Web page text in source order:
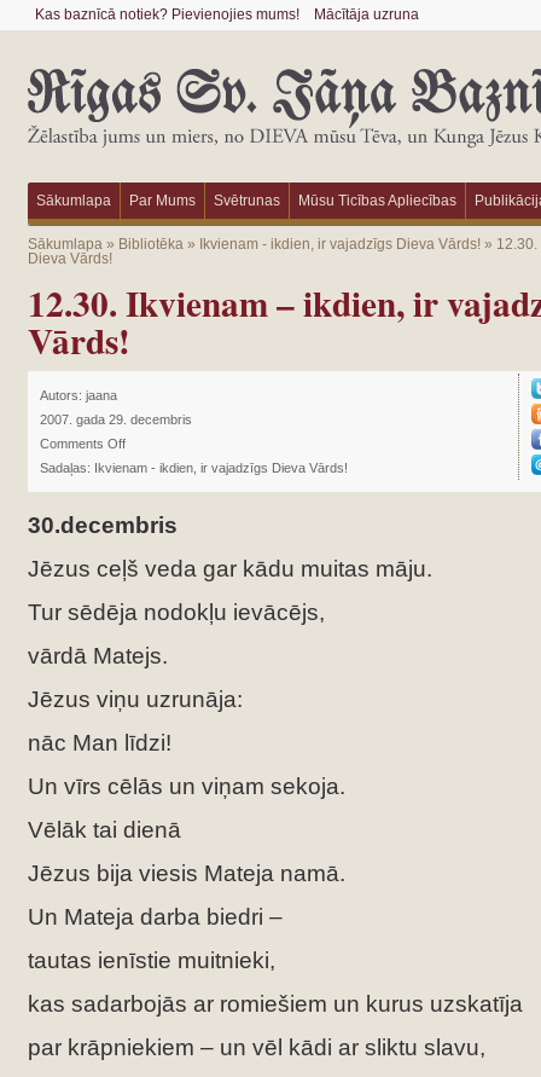
Kas baznīcā notiek? Pievienojies mums! Mācītāja uzruna
Sākumlapa Par Mums Svētrunas Mūsu Ticības Apliecības
Sākumlapa» Bibliotēka» Ikvienam - ikdien, ir vajadzīgs Dieva Vārds!»
Dieva Vārds!
12.30. Ikvienam – ikdien, ir
Vārds!
Autors: jaana
2007. gada 29. decembris
Comments Off
Sadaļas: Ikvienam - ikdien, ir vajadzīgs Dieva Vārds!
30.decembris
Jēzus ceļš veda gar kādu muitas māju.
Tur sēdēja nodokļu ievācējs,
vārdā Matejs.
Jēzus viņu uzrunāja:
nāc Man līdzi!
Un vīrs cēlās un viņam sekoja.
Vēlāk tai dienā
Jēzus bija viesis Mateja namā.
Un Mateja darba biedri –
tautas ienīstie muitnieki,
kas sadarbojās ar romiešiem un kurus uzskatīja
par krāpniekiem – un vēl kādi ar sliktu slavu,